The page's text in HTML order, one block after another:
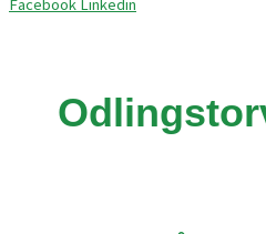
Facebook Linkedin